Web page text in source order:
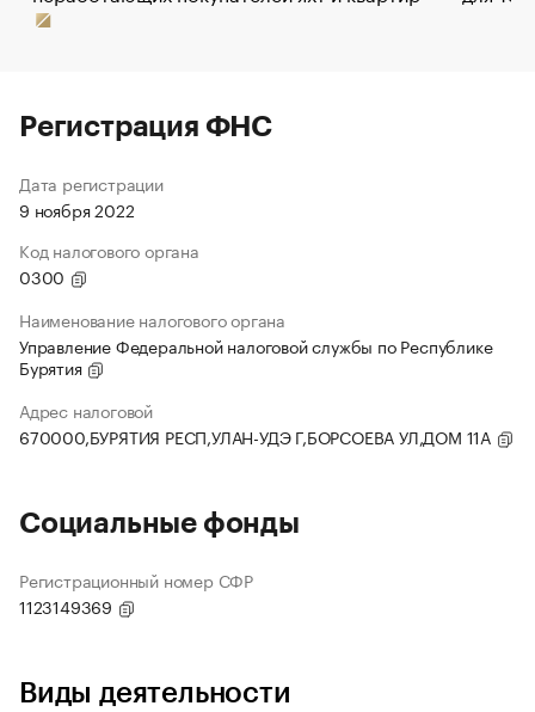
Регистрация ФНС
Дата регистрации
9 ноября 2022
Код налогового органа
0300
Наименование налогового органа
Управление Федеральной налоговой службы по Республике
Бурятия
Адрес налоговой
670000,БУРЯТИЯ РЕСП,УЛАН-УДЭ Г,БОРСОЕВА УЛ,ДОМ 11А
Социальные фонды
Регистрационный номер СФР
1123149369
Виды деятельности